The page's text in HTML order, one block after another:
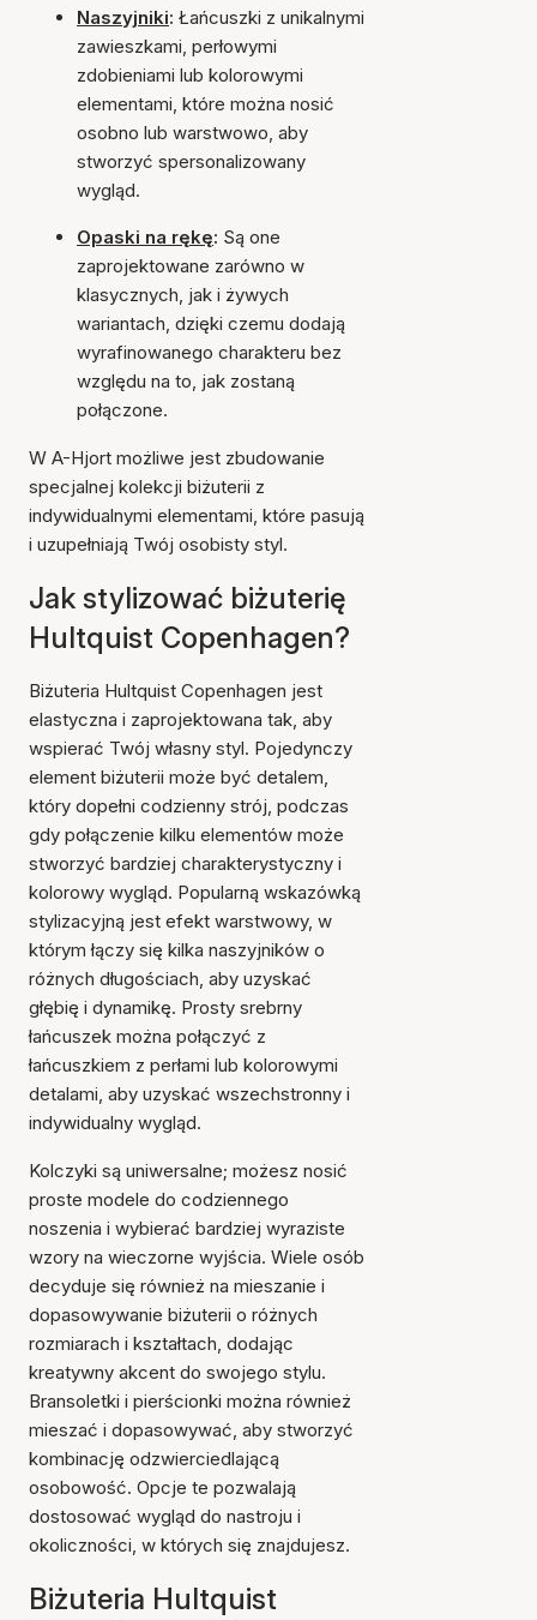
Naszyjniki: Łańcuszki z unikalnymi
zawieszkami, perłowymi
zdobieniami lub kolorowymi
elementami, które można nosić
osobno lub warstwowo, aby
stworzyć spersonalizowany
wygląd.
Opaski na rękę: Są one
zaprojektowane zarówno w
klasycznych, jak i żywych
wariantach, dzięki czemu dodają
wyrafinowanego charakteru bez
względu na to, jak zostaną
połączone.
W A-Hjort możliwe jest zbudowanie
specjalnej kolekcji biżuterii z
indywidualnymi elementami, które pasują
i uzupełniają Twój osobisty styl.
Jak stylizować biżuterię
Hultquist Copenhagen?
Biżuteria Hultquist Copenhagen jest
elastyczna i zaprojektowana tak, aby
wspierać Twój własny styl. Pojedynczy
element biżuterii może być detalem,
który dopełni codzienny strój, podczas
gdy połączenie kilku elementów może
stworzyć bardziej charakterystyczny i
kolorowy wygląd. Popularną wskazówką
stylizacyjną jest efekt warstwowy, w
którym łączy się kilka naszyjników o
różnych długościach, aby uzyskać
głębię i dynamikę. Prosty srebrny
łańcuszek można połączyć z
łańcuszkiem z perłami lub kolorowymi
detalami, aby uzyskać wszechstronny i
indywidualny wygląd.
Kolczyki są uniwersalne; możesz nosić
proste modele do codziennego
noszenia i wybierać bardziej wyraziste
wzory na wieczorne wyjścia. Wiele osób
decyduje się również na mieszanie i
dopasowywanie biżuterii o różnych
rozmiarach i kształtach, dodając
kreatywny akcent do swojego stylu.
Bransoletki i pierścionki można również
mieszać i dopasowywać, aby stworzyć
kombinację odzwierciedlającą
osobowość. Opcje te pozwalają
dostosować wygląd do nastroju i
okoliczności, w których się znajdujesz.
Biżuteria Hultquist